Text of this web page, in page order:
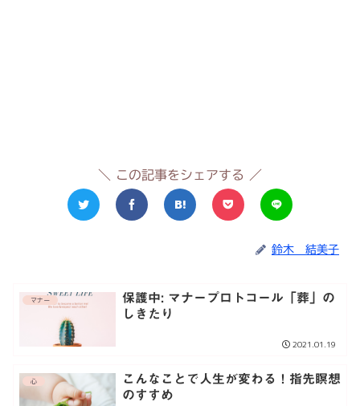
＼ この記事をシェアする ／
鈴木 結美子
マナー
保護中: マナープロトコール「葬」の
しきたり
2021.01.19
心
こんなことで人生が変わる！指先瞑想
のすすめ